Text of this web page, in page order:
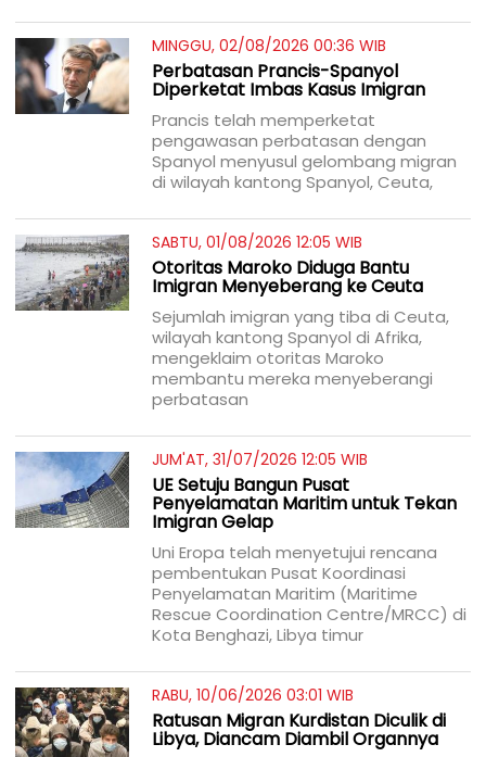
MINGGU, 02/08/2026 00:36 WIB
Perbatasan Prancis-Spanyol
Diperketat Imbas Kasus Imigran
Prancis telah memperketat
pengawasan perbatasan dengan
Spanyol menyusul gelombang migran
di wilayah kantong Spanyol, Ceuta,
SABTU, 01/08/2026 12:05 WIB
Otoritas Maroko Diduga Bantu
Imigran Menyeberang ke Ceuta
Sejumlah imigran yang tiba di Ceuta,
wilayah kantong Spanyol di Afrika,
mengeklaim otoritas Maroko
membantu mereka menyeberangi
perbatasan
JUM'AT, 31/07/2026 12:05 WIB
UE Setuju Bangun Pusat
Penyelamatan Maritim untuk Tekan
Imigran Gelap
Uni Eropa telah menyetujui rencana
pembentukan Pusat Koordinasi
Penyelamatan Maritim (Maritime
Rescue Coordination Centre/MRCC) di
Kota Benghazi, Libya timur
RABU, 10/06/2026 03:01 WIB
Ratusan Migran Kurdistan Diculik di
Libya, Diancam Diambil Organnya